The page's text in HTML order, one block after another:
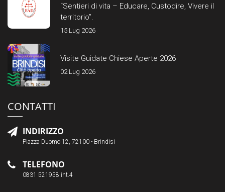
“Sentieri di vita – Educare, Custodire, Vivere il
territorio”.
15 Lug 2026
Visite Guidate Chiese Aperte 2026
02 Lug 2026
CONTATTI
INDIRIZZO
Piazza Duomo 12, 72100 - Brindisi
TELEFONO
0831 521958 int.4